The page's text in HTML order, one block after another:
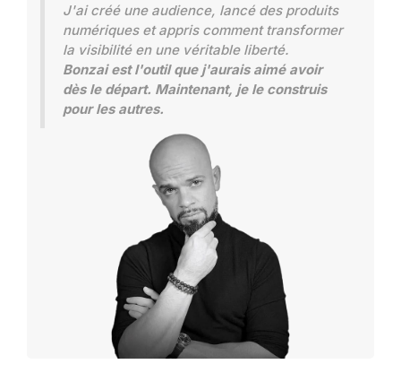
J'ai créé une audience, lancé des produits
numériques et appris comment transformer
la visibilité en une véritable liberté.
Bonzai est l'outil que j'aurais aimé avoir
dès le départ. Maintenant, je le construis
pour les autres.